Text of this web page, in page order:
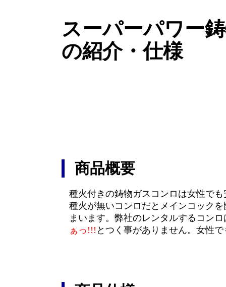
スーパーパワー
の紹介・仕様
商品概要
種火付きの鋳物ガスコンロは女性で
種火が無いコンロだとメインコック
まいます。弊社のレンタルするコン
ぁっ!!! とつく事がありません。女性